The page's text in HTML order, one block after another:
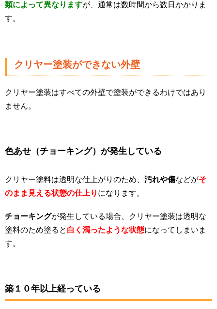
類によって異なりますが、通常は数時間から数日かかりま
す。
クリヤー塗装ができない外壁
クリヤー塗装はすべての外壁で塗装ができるわけではあり
ません。
色あせ（チョーキング）が発生している
クリヤー塗料は透明な仕上がりのため、 汚れや傷などがそ
のまま見える状態の仕上り になります。
チョーキングが発生している場合、クリヤー塗装は透明な
塗料のため塗ると 白く濁ったような状態になってしまいま
す。
築１０年以上経っている